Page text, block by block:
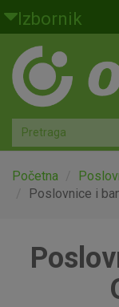
Skoči na glavni sadržaj
Izbornik
Građani
Privatno bankarstvo
Agro
Mala poduzeća i
Globalna tržišta
Početna
Poslovnice i